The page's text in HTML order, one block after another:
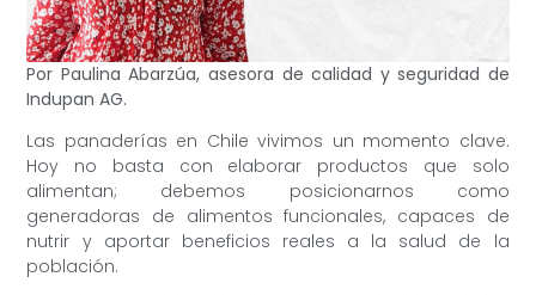
Por Paulina Abarzúa, asesora de calidad y seguridad de
Indupan AG.
Las panaderías en Chile vivimos un momento clave.
Hoy no basta con elaborar productos que solo
alimentan; debemos posicionarnos como
generadoras de alimentos funcionales, capaces de
nutrir y aportar beneficios reales a la salud de la
población.